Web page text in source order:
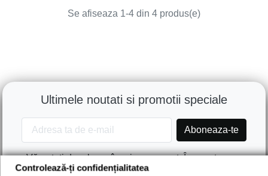
Se afiseaza 1-4 din 4 produs(e)
Ultimele noutati si promotii speciale
Vă puteți dezabona în orice moment. În acest scop,
vă rugăm să găsiți informațiile noastre de contact în
Controlează-ți confidențialitatea